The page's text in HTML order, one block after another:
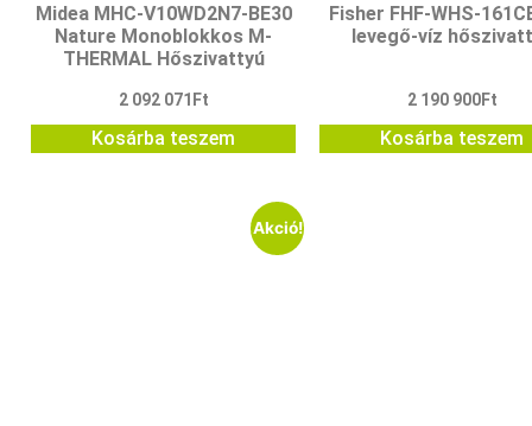
Midea MHC-V10WD2N7-BE30
Nature Monoblokkos M-
THERMAL Hőszivattyú
2 092 071Ft
Kosárba teszem
Fisher FHF-WHS-
levegő-víz
2 190 900Ft
Kosárba teszem
Akció!